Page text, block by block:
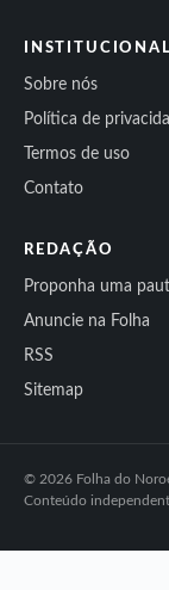
INSTITUCIONAL
Sobre nós
Política de
Termos de uso
Contato
REDAÇÃO
Proponha uma
Anuncie na Folha
RSS
Sitemap
© 2026 Folha do
Conteúdo